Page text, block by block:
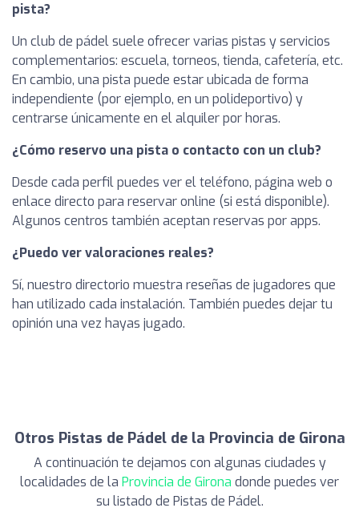
pista?
Un club de pádel suele ofrecer varias pistas y servicios
complementarios: escuela, torneos, tienda, cafetería, etc.
En cambio, una pista puede estar ubicada de forma
independiente (por ejemplo, en un polideportivo) y
centrarse únicamente en el alquiler por horas.
¿Cómo reservo una pista o contacto con un club?
Desde cada perfil puedes ver el teléfono, página web o
enlace directo para reservar online (si está disponible).
Algunos centros también aceptan reservas por apps.
¿Puedo ver valoraciones reales?
Sí, nuestro directorio muestra reseñas de jugadores que
han utilizado cada instalación. También puedes dejar tu
opinión una vez hayas jugado.
Otros Pistas de Pádel de la Provincia de Girona
A continuación te dejamos con algunas ciudades y
localidades de la Provincia de Girona donde puedes ver
su listado de Pistas de Pádel.